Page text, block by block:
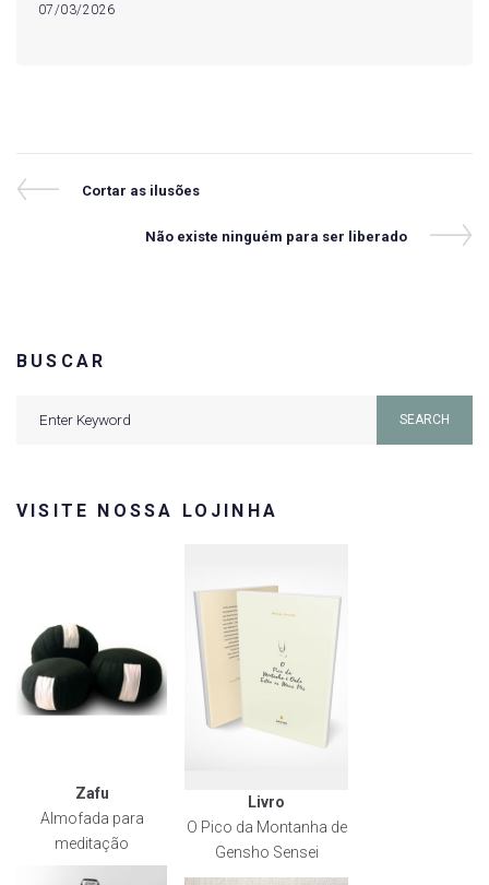
07/03/2026
Navegação
Previous
Cortar as ilusões
Next
Não existe ninguém para ser liberado
BUSCAR
SEARCH
VISITE NOSSA LOJINHA
Zafu
Almofada para
meditação
Livro
O Pico da Montanha de
Gensho Sensei